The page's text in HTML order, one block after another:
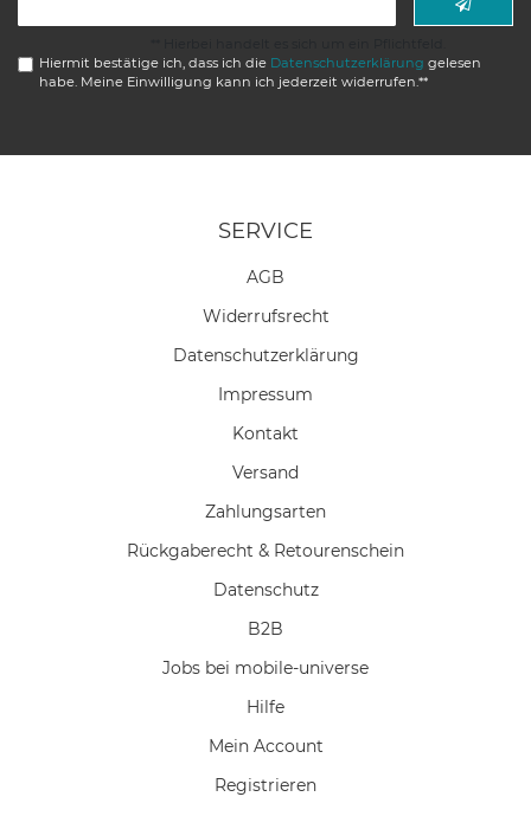
Hiermit bestätige ich, dass ich die Daten­schutz­erklärung gelesen
habe. Meine Einwilligung kann ich jederzeit widerrufen.**
SERVICE
AGB
Widerrufs­recht
Daten­schutz­erklärung
Impressum
Kontakt
Versand
Zahlungsarten
Rückgaberecht & Retourenschein
Datenschutz
B2B
Jobs bei mobile-universe
Hilfe
Mein Account
Registrieren